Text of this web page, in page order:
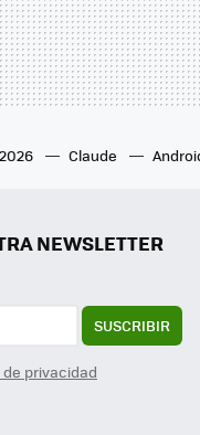
Claude
NEWSLETTER
SUSCRIBIR
privacidad